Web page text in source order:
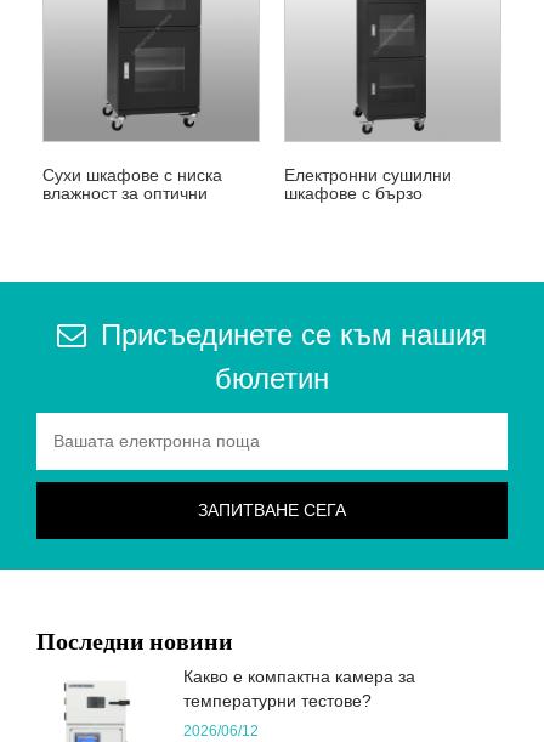
Сухи шкафове с ниска
влажност за оптични
Електронни сушилни
шкафове с бързо
Присъединете се към нашия
бюлетин
Последни новини
Какво е компактна камера за
температурни тестове?
2026/06/12